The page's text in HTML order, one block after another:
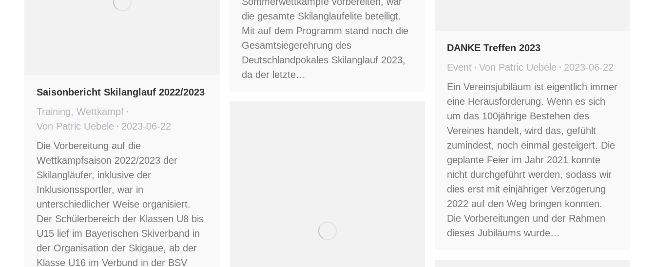
die gesamte Skilanglaufelite beteiligt.
Mit auf dem Programm stand noch die
Gesamtsiegerehrung des
Deutschlandpokales Skilanglauf 2023,
da der letzte…
DANKE Treffen 2023
Event
Von Patric Uebele
2023-06-22
Ein Vereinsjubiläum ist eigentlich immer
eine Herausforderung. Wenn es sich
um das 100jährige Bestehen des
Vereines handelt, wird das, gefühlt
zumindest, noch einmal gesteigert. Die
geplante Feier im Jahr 2021 konnte
nicht durchgeführt werden, sodass wir
dies erst mit einjähriger Verzögerung
2022 auf den Weg bringen konnten.
Die Vorbereitungen und der Rahmen
dieses Jubiläums wurde…
Saisonbericht Skilanglauf 2022/2023
Training, Wettkampf
Von Patric Uebele
2023-06-22
Die Vorbereitung auf die
Wettkampfsaison 2022/2023 der
Skilangläufer, inklusive der
Inklusionssportler, war in
unterschiedlicher Weise organisiert.
Der Schülerbereich der Klassen U8 bis
U15 lief im Bayerischen Skiverband in
der Organisation der Skigaue, ab der
Klasse U16 im Verbund in der BSV